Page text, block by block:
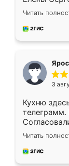
короткие
для
предложил
Читать
3
Кухню
недели
довольны
мебель за
Читать